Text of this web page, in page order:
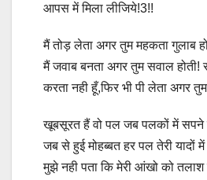
आपस में मिला लीजिये!3!!
मैं तोड़ लेता अगर तुम महकता गुलाब
मैं जवाब बनता अगर तुम सवाल होती!
करता नही हूँ,फिर भी पी लेता अगर
खूबसूरत हैं वो पल जब पलकों में सपने
जब से हुई मोहब्बत हर पल तेरी यादों
मुझे नही पता कि मेरी आंखो को